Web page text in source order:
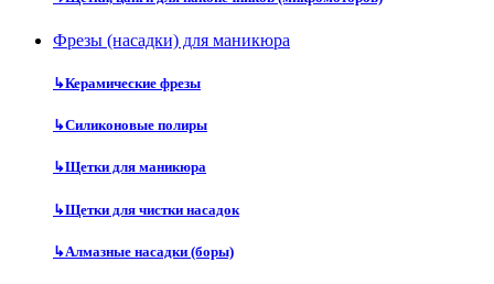
Фрезы (насадки) для маникюра
↳Керамические фрезы
↳Силиконовые полиры
↳Щетки для маникюра
↳Щетки для чистки насадок
↳Алмазные насадки (боры)